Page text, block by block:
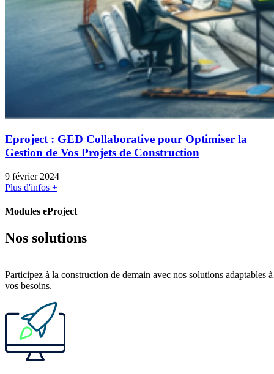
Eproject : GED Collaborative pour Optimiser la
Gestion de Vos Projets de Construction
9 février 2024
Plus d'infos +
Modules eProject
Nos solutions
Participez à la construction de demain avec nos solutions adaptables à
vos besoins.